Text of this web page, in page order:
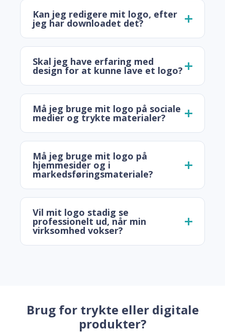
Kan jeg redigere mit logo, efter
jeg har downloadet det?
Skal jeg have erfaring med
design for at kunne lave et logo?
Må jeg bruge mit logo på sociale
medier og trykte materialer?
Må jeg bruge mit logo på
hjemmesider og i
markedsføringsmateriale?
Vil mit logo stadig se
professionelt ud, når min
virksomhed vokser?
Brug for trykte eller digitale
produkter?